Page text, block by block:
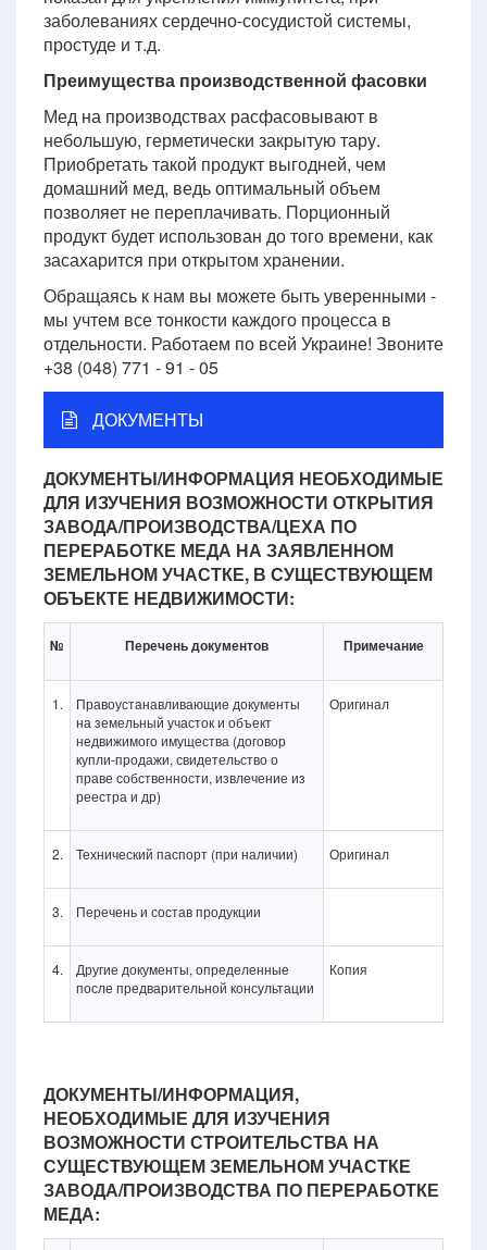
заболеваниях сердечно-сосудистой системы,
простуде и т.д.
Преимущества производственной фасовки
Мед на производствах расфасовывают в
небольшую, герметически закрытую тару.
Приобретать такой продукт выгодней, чем
домашний мед, ведь оптимальный объем
позволяет не переплачивать. Порционный
продукт будет использован до того времени, как
засахарится при открытом хранении.
Обращаясь к нам вы можете быть уверенными -
мы учтем все тонкости каждого процесса в
отдельности. Работаем по всей Украине! Звоните
+38 (048) 771 - 91 - 05
ДОКУМЕНТЫ
ДОКУМЕНТЫ/ИНФОРМАЦИЯ НЕОБХОДИМЫЕ
ДЛЯ ИЗУЧЕНИЯ ВОЗМОЖНОСТИ ОТКРЫТИЯ
ЗАВОДА/ПРОИЗВОДСТВА/ЦЕХА ПО
ПЕРЕРАБОТКЕ МЕДА НА ЗАЯВЛЕННОМ
ЗЕМЕЛЬНОМ УЧАСТКЕ, В СУЩЕСТВУЮЩЕМ
ОБЪЕКТЕ НЕДВИЖИМОСТИ:
№ Перечень документов Примечание
1.
Правоустанавливающие документы
на земельный участок и объект
недвижимого имущества (договор
купли-продажи, свидетельство о
праве собственности, извлечение из
реестра и др)
Оригинал
2. Технический паспорт (при наличии) Оригинал
3. Перечень и состав продукции
4.
Другие документы, определенные
после предварительной консультации
Копия
ДОКУМЕНТЫ/ИНФОРМАЦИЯ,
НЕОБХОДИМЫЕ ДЛЯ ИЗУЧЕНИЯ
ВОЗМОЖНОСТИ СТРОИТЕЛЬСТВА НА
СУЩЕСТВУЮЩЕМ ЗЕМЕЛЬНОМ УЧАСТКЕ
ЗАВОДА/ПРОИЗВОДСТВА ПО ПЕРЕРАБОТКЕ
МЕДА: